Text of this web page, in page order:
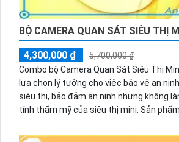
BỘ CAMERA QUAN SÁT SIÊU THỊ
4,300,000 ₫
5,700,000 ₫
Combo bộ Camera Quan Sát Siêu Thị
lựa chọn lý tưởng cho việc bảo vệ an
siêu thi, bảo đảm an ninh nhưng không
tính thẩm mỹ của siêu thị mini. Sản
Với chiết khấu cao, sản phẩm không chỉ